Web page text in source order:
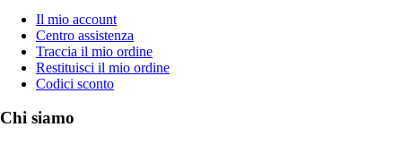
Il mio account
Centro assistenza
Traccia il mio ordine
Restituisci il mio ordine
Codici sconto
Chi siamo